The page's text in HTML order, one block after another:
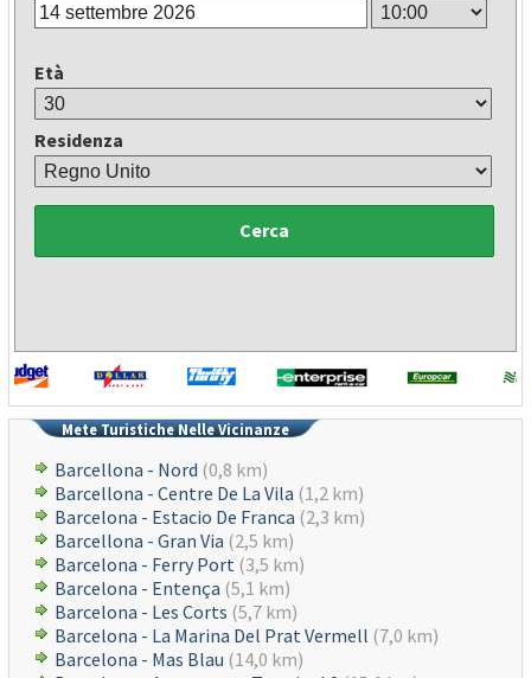
Età
Residenza
Cerca
Mete Turistiche Nelle Vicinanze
Barcellona - Nord (0,8 km)
Barcellona - Centre De La Vila (1,2 km)
Barcelona - Estacio De Franca (2,3 km)
Barcellona - Gran Via (2,5 km)
Barcelona - Ferry Port (3,5 km)
Barcelona - Entença (5,1 km)
Barcelona - Les Corts (5,7 km)
Barcelona - La Marina Del Prat Vermell (7,0 km)
Barcelona - Mas Blau (14,0 km)